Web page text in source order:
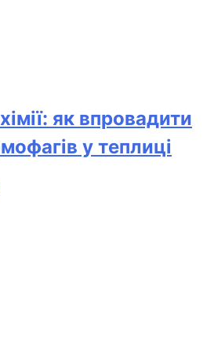
як впровадити
у теплиці